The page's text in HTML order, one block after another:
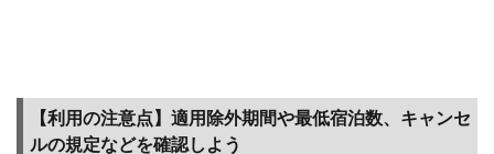
クス
ペデ
【利用の注意点】適用除外期間や最低宿泊数、キャンセ
ルの規定などを確認しよう